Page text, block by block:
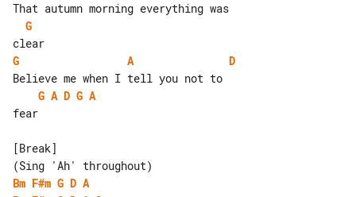
G
G
A
D
G A D G A
fear
[Break]
Bm F#m G D A